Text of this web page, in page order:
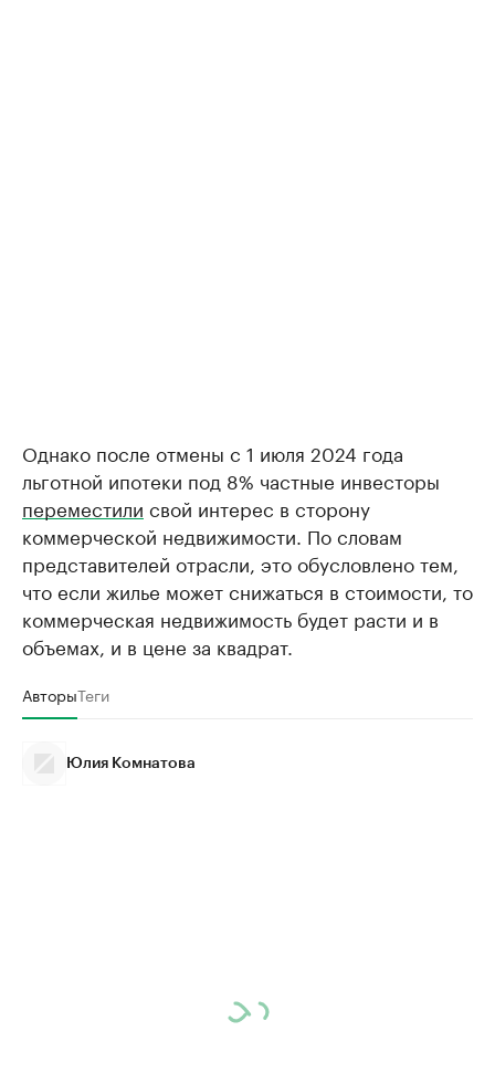
Однако после отмены с 1 июля 2024 года
льготной ипотеки под 8% частные инвесторы
переместили свой интерес в сторону
коммерческой недвижимости. По словам
представителей отрасли, это обусловлено тем,
что если жилье может снижаться в стоимости, то
коммерческая недвижимость будет расти и в
объемах, и в цене за квадрат.
АвторыТеги
Юлия Комнатова